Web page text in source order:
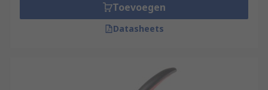
Toevoegen
Datasheets